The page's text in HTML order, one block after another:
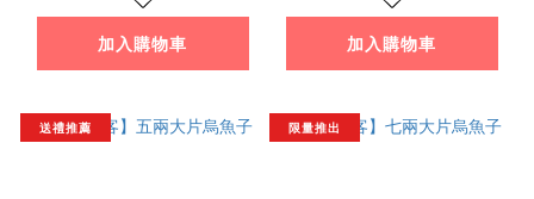
加入購物車 加入購物車
送禮推薦 限量推出